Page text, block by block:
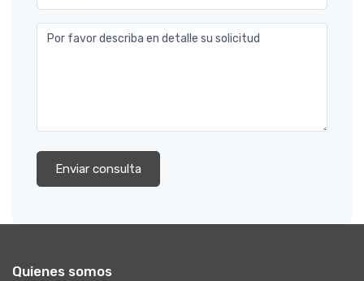
Por favor describa en detalle su solicitud
Enviar consulta
Quienes somos